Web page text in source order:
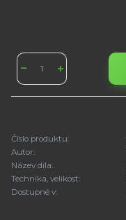
Číslo produktu:
Autor:
Název díla:
Technika, velikost:
Dostupné v: